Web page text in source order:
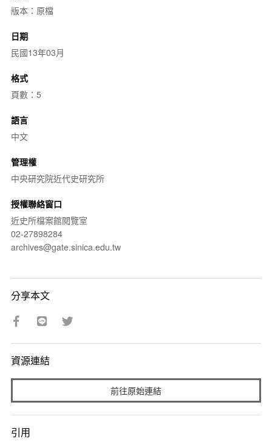
版本：原檔
日期
民國13年03月
格式
頁數：5
語言
中文
管理權
中央研究院近代史研究所
授權聯絡窗口
近史所檔案館閱覽室
02-27898284
archives@gate.sinica.edu.tw
分享本文
資源連結
前往原始連結
引用